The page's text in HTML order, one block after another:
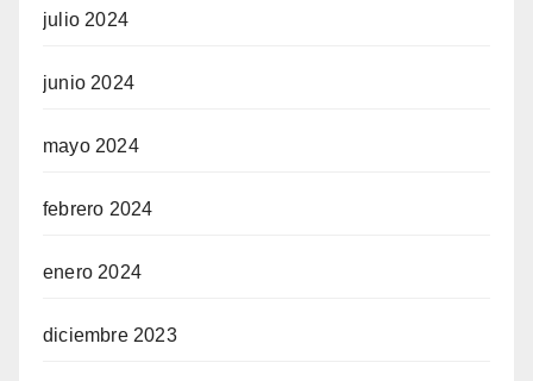
julio 2024
junio 2024
mayo 2024
febrero 2024
enero 2024
diciembre 2023